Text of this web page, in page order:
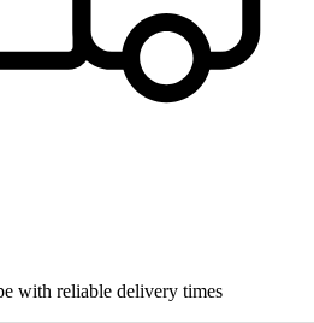
with reliable delivery times